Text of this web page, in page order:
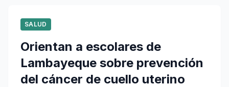
SALUD
Orientan a escolares de
Lambayeque sobre prevención
del cáncer de cuello uterino